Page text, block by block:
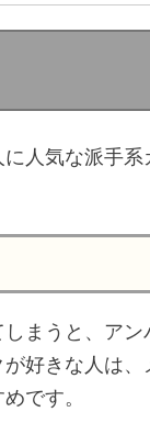
人気な派手
まうと、ア
好きな人は
です。